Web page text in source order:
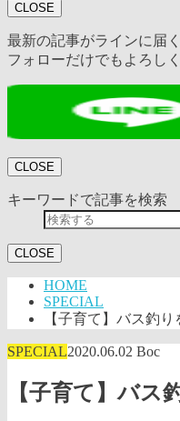
CLOSE
最新の記事がラインに届
フォローだけでもよろし
CLOSE
キーワードで記事を検索
CLOSE
HOME
SPECIAL
【子育て】バス釣
SPECIAL2020.06.02 Boc
【子育て】バ